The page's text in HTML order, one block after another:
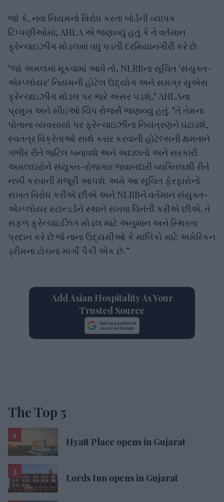
જો કે, નવા નિયમનો વિરોધ કરતા બોર્ડની વ્યાપક
ટિપ્પણીઓમાં, AHLA એ જણાવ્યું હતું કે તે વર્તમાન
ફ્રેન્ચાઇઝીંગ મોડલમાં વધુ પડતી દરમિયાનગીરી કરે છે.
"જો અમલમાં મૂકવામાં આવે તો, NLRBના સૂચિત 'સંયુક્ત-
એમ્પ્લોયર' નિયમની હોટેલ ઉદ્યોગ અને સમગ્ર યુએસ
ફ્રેન્ચાઇઝીંગ મોડલ પર ભારે અસર પડશે," AHLAના
પ્રમુખ અને સીઇઓ ચિપ રોજર્સે જણાવ્યું હતું. "તે તેમના
પોતાના વ્યવસાયો પર ફ્રેન્ચાઇઝીના નિયંત્રણને ઘટાડશે,
સ્વતંત્ર વિક્રેતાઓ સાથે કરાર કરવાની હોટેલ્સની ક્ષમતાને
ગંભીર રીતે જટિલ બનાવશે અને અદાલતો અને સરકારી
અમલદારોને સંયુક્ત-રોજગાર જવાબદારી વ્યક્તિલક્ષી રીતે
નક્કી કરવાની મંજૂરી આપશે. અમે આ સૂચિત ફેરફારોનો
સખત વિરોધ કરીએ છીએ અને NLRBને વર્તમાન સંયુક્ત-
એમ્પ્લોયર સ્ટાન્ડર્ડને સ્થાને રાખવા વિનંતી કરીએ છીએ. તે
સફળ ફ્રેન્ચાઇઝિંગ મોડલ માટે અનુમાન અને સ્થિરતા
પ્રદાન કરે છે જે નાના ઉદ્યમીઓ કે માલિકો માટે અમેરિકન
ડ્રીમના ટોચના માર્ગો પૈકી એક છે.”
Add Asian Hospitality As Your
Trusted Source
The Top 5
Hyatt Place opens in Gujarat
Lords Inn opens in Gujarat